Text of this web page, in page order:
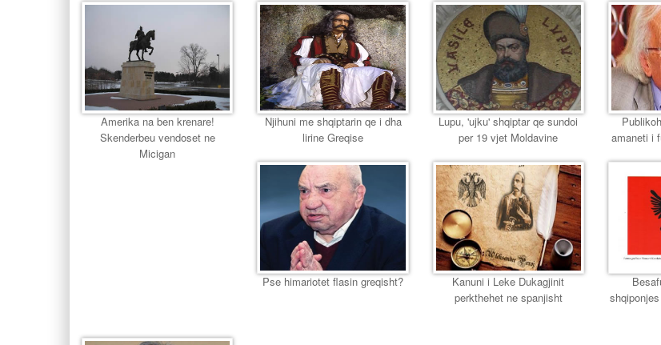
Amerika na ben krenare!
Skenderbeu vendoset ne
Micigan
Njihuni me shqiptarin qe i dha
lirine Greqise
Lupu, 'ujku' shqiptar qe sundoi
per 19 vjet Moldavine
amaneti i
Pse himariotet flasin greqisht?
Kanuni i Leke Dukagjinit
perkthehet ne spanjisht